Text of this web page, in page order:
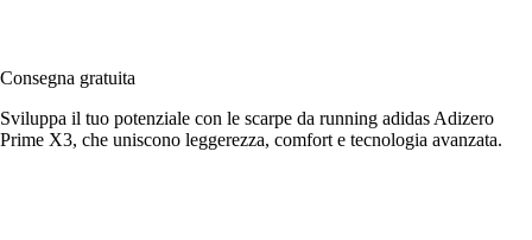
Consegna gratuita
Sviluppa il tuo potenziale con le scarpe da running adidas Adizero
Prime X3, che uniscono leggerezza, comfort e tecnologia avanzata.